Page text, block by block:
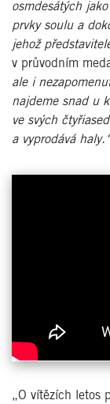
osmdesátých
prvky soulu a
jehož
v průvodním
ale i
najdeme snad u
ve svých
a vyprodává
„O vítězích letos